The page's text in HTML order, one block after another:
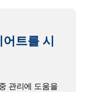
트를 시
관리에 도움을